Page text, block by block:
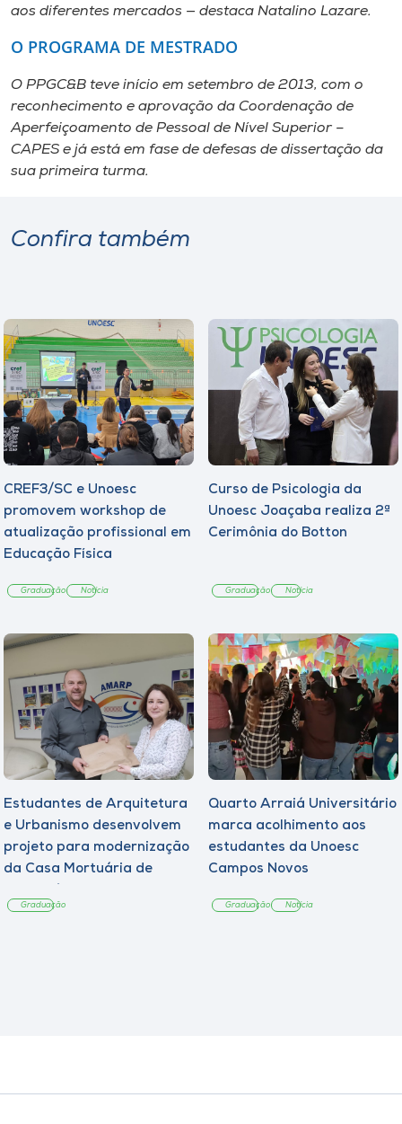
aos diferentes mercados — destaca Natalino Lazare.
O PROGRAMA DE MESTRADO
O PPGC&B teve início em setembro de 2013, com o
reconhecimento e aprovação da Coordenação de
Aperfeiçoamento de Pessoal de Nível Superior –
CAPES e já está em fase de defesas de dissertação da
sua primeira turma.
Confira também
CREF3/SC e Unoesc
promovem workshop de
atualização profissional em
Educação Física
Graduação Notícia
Curso de Psicologia da
Unoesc Joaçaba realiza 2ª
Cerimônia do Botton
Graduação Notícia
Estudantes de Arquitetura
e Urbanismo desenvolvem
projeto para modernização
da Casa Mortuária de
Graduação
Quarto Arraiá Universitário
marca acolhimento aos
estudantes da Unoesc
Campos Novos
Graduação Notícia